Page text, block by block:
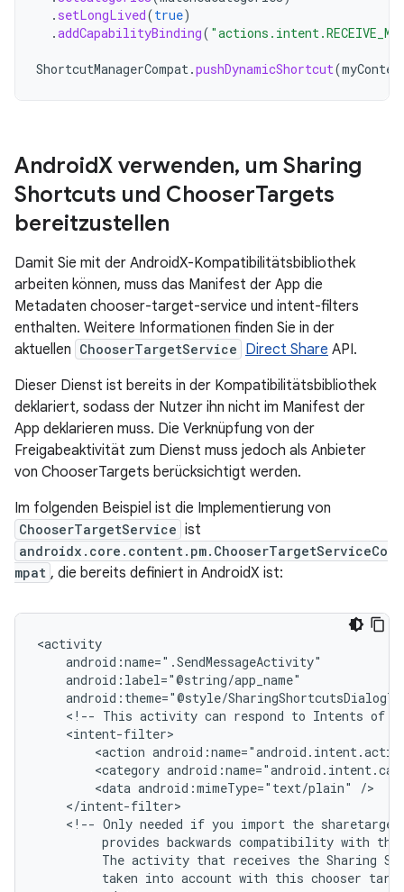
. setLongLived(true)
.addCapabilityBinding(
ShortcutManagerCompat.pushDynamicShortcut(
AndroidX verwenden, um Sharing
Shortcuts und ChooserTargets
bereitzustellen
Damit Sie mit der AndroidX-Kompatibilitätsbibliothek
arbeiten können, muss das Manifest der App die
Metadaten chooser-target-service und intent-filters
enthalten. Weitere Informationen finden Sie in der
aktuellen ChooserTargetService Direct Share API.
Dieser Dienst ist bereits in der Kompatibilitätsbibliothek
deklariert, sodass der Nutzer ihn nicht im Manifest der
App deklarieren muss. Die Verknüpfung von der
Freigabeaktivität zum Dienst muss jedoch als Anbieter
von ChooserTargets berücksichtigt werden.
Im folgenden Beispiel ist die Implementierung von
ChooserTargetService ist
androidx.core.content.pm.ChooserTargetServiceCo
mpat , die bereits definiert in AndroidX ist:
<!-- This activity can respond to Intents of
<action
<category
<data android:mimeType="text/plain"
<!-- Only needed if you import the sharetarget
provides backwards compatibility with the
The activity that receives the Sharing
taken into account with this chooser